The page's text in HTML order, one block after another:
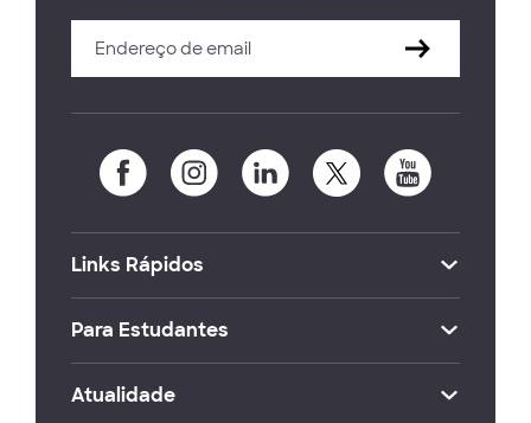
Links Rápidos
Para Estudantes
Atualidade